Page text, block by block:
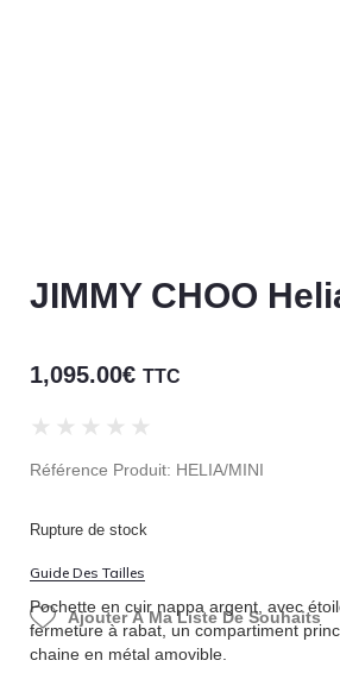
JIMMY CHOO
1,095.00€ TTC
★ ★ ★ ★ ★
Référence Produit: HELIA/MINI
Rupture de stock
Guide Des Tailles
Ajouter À Ma Liste De Souhaits
Pochette en cuir nappa argent, avec
fermeture à rabat, un compartiment
chaine en métal amovible.